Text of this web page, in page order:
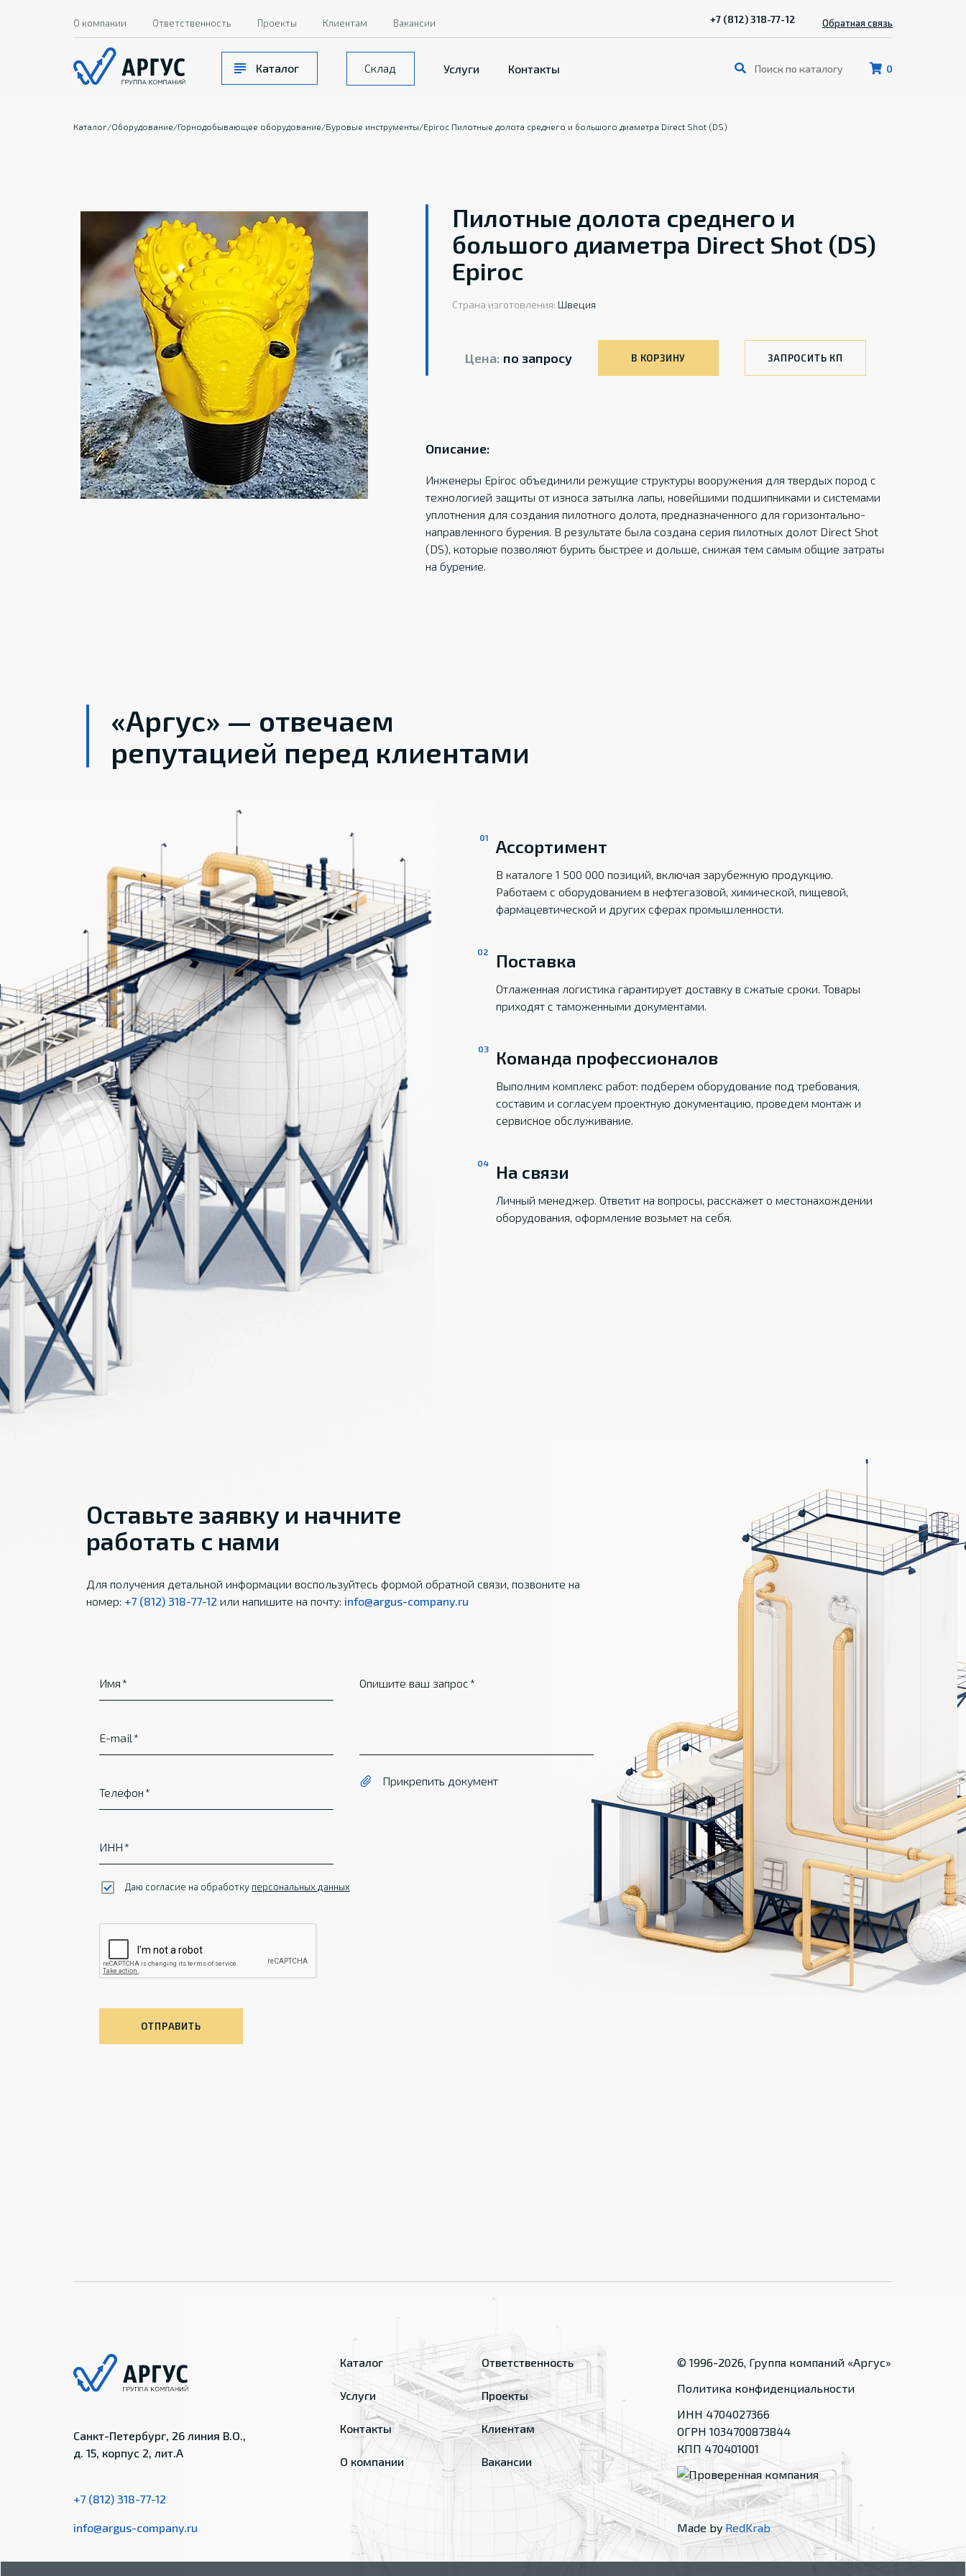
0
Каталог Склад Услуги Контакты
О компании Ответственность Проекты Клиентам Вакансии +7 (812) 318-77-12 Обратная связь
Каталог/Оборудование/Горнодобывающее оборудование/Буровые инструменты/Epiroc Пилотные долота среднего и большого диаметра Direct Shot (DS)
Пилотные долота среднего и
большого диаметра Direct Shot (DS)
Epiroc
Страна изготовления: Швеция
Цена: по запросу В КОРЗИНУ ЗАПРОСИТЬ КП
Описание:
Инженеры Epiroc объединили режущие структуры вооружения для твердых пород с
технологией защиты от износа затылка лапы, новейшими подшипниками и системами
уплотнения для создания пилотного долота, предназначенного для горизонтально-
направленного бурения. В результате была создана серия пилотных долот Direct Shot
(DS), которые позволяют бурить быстрее и дольше, снижая тем самым общие затраты
на бурение.
«Аргус» — отвечаем
репутацией перед клиентами
Ассортимент
В каталоге 1 500 000 позиций, включая зарубежную продукцию.
Работаем с оборудованием в нефтегазовой, химической, пищевой,
фармацевтической и других сферах промышленности.
Поставка
Отлаженная логистика гарантирует доставку в сжатые сроки. Товары
приходят с таможенными документами.
Команда профессионалов
Выполним комплекс работ: подберем оборудование под требования,
составим и согласуем проектную документацию, проведем монтаж и
сервисное обслуживание.
На связи
Личный менеджер. Ответит на вопросы, расскажет о местонахождении
оборудования, оформление возьмет на себя.
Оставьте заявку и начните
работать с нами
Для получения детальной информации воспользуйтесь формой обратной связи, позвоните на
номер: +7 (812) 318-77-12 или напишите на почту: info@argus-company.ru
Имя
E-mail
Телефон
ИНН
Опишите ваш запрос
Прикрепить документ
Даю согласие на обработку персональных данных
ОТПРАВИТЬ
Санкт-Петербург, 26 линия В.О.,
д. 15, корпус 2, лит.А
+7 (812) 318-77-12
info@argus-company.ru
Каталог
Услуги
Контакты
О компании
Ответственность
Проекты
Клиентам
Вакансии
© 1996-2026, Группа компаний «Аргус»
Политика конфиденциальности
ИНН 4704027366
ОГРН 1034700873844
КПП 470401001
Made byRedKrab